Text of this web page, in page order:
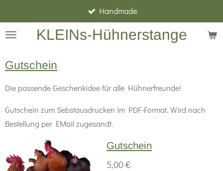
Hauptinhalt
springenKLEINs-Hühnerstange
Handmade
Gutschein
Die passende Geschenkidee für alle Hühnerfreunde!
Gutschein zum Sebstausdrucken im PDF-Format. Wird nach
Bestellung per EMail zugesandt.
Gutschein
5,00 €